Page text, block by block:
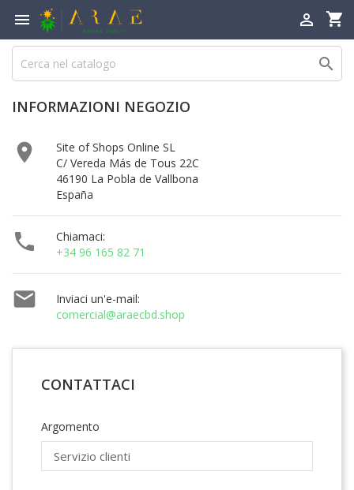
 shopping_cart


INFORMAZIONI NEGOZIO

Site of Shops Online SL
C/ Vereda Más de Tous 22C
46190 La Pobla de Vallbona
España

Chiamaci:
+34 96 165 82 71

Inviaci un'e-mail:
comercial@araecbd.shop
CONTATTACI
Argomento